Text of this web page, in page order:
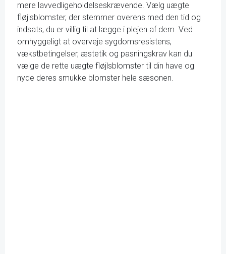
mere lavvedligeholdelseskrævende. Vælg uægte
fløjlsblomster, der stemmer overens med den tid og
indsats, du er villig til at lægge i plejen af dem. Ved
omhyggeligt at overveje sygdomsresistens,
vækstbetingelser, æstetik og pasningskrav kan du
vælge de rette uægte fløjlsblomster til din have og
nyde deres smukke blomster hele sæsonen.